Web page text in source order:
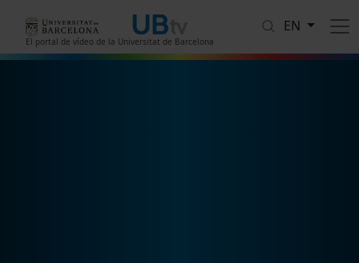
El portal de vídeo de la Universitat de Barcelona
EN